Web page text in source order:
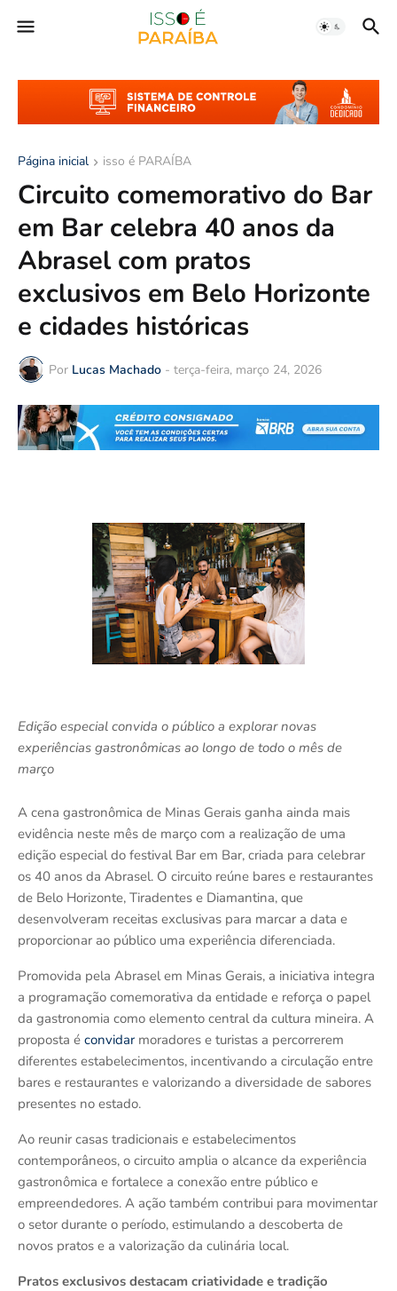
Página inicial isso é PARAÍBA
Circuito comemorativo do Bar
em Bar celebra 40 anos da
Abrasel com pratos
exclusivos em Belo Horizonte
e cidades históricas
Por Lucas Machado - terça-feira, março 24, 2026
Edição especial convida o público a explorar novas
experiências gastronômicas ao longo de todo o mês de
março
A cena gastronômica de Minas Gerais ganha ainda mais
evidência neste mês de março com a realização de uma
edição especial do festival Bar em Bar, criada para celebrar
os 40 anos da Abrasel. O circuito reúne bares e restaurantes
de Belo Horizonte, Tiradentes e Diamantina, que
desenvolveram receitas exclusivas para marcar a data e
proporcionar ao público uma experiência diferenciada.
Promovida pela Abrasel em Minas Gerais, a iniciativa integra
a programação comemorativa da entidade e reforça o papel
da gastronomia como elemento central da cultura mineira. A
proposta é convidarmoradores e turistas a percorrerem
diferentes estabelecimentos, incentivando a circulação entre
bares e restaurantes e valorizando a diversidade de sabores
presentes no estado.
Ao reunir casas tradicionais e estabelecimentos
contemporâneos, o circuito amplia o alcance da experiência
gastronômica e fortalece a conexão entre público e
empreendedores. A ação também contribui para movimentar
o setor durante o período, estimulando a descoberta de
novos pratos e a valorização da culinária local.
Pratos exclusivos destacam criatividade e tradição